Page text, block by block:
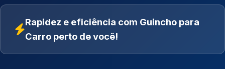
Rapidez e eficiência com Guincho para
Carro perto de você!